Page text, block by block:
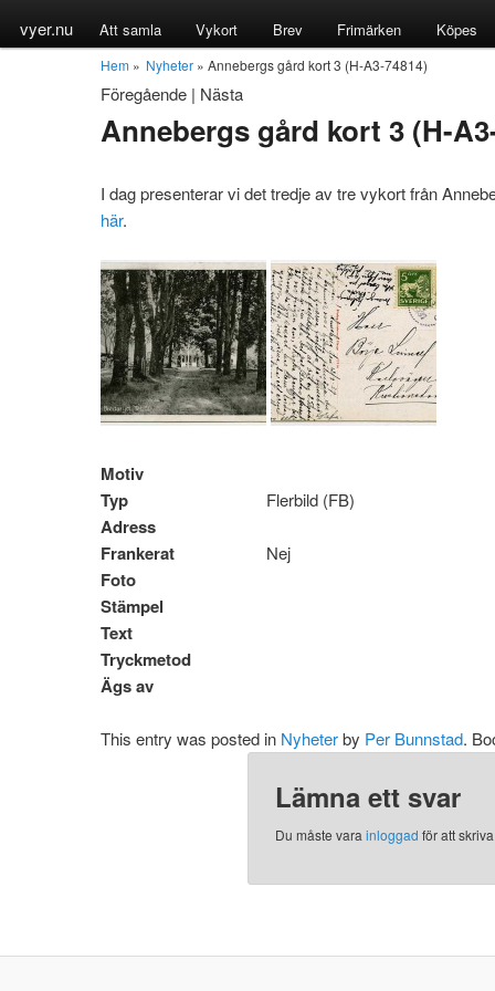
vyer.nu Att samla Vykort Brev Frimärken Köpes
Hem » Nyheter » Annebergs gård kort 3 (H-A3-74814)
Föregående | Nästa
Annebergs gård kort 3 (H-
I dag presenterar vi det tredje av tre vykort från
här.
Motiv
Typ
Flerbild (FB)
Adress
Frankerat
Nej
Foto
Stämpel
Text
Tryckmetod
Ägs av
This entry was posted in Nyheterby Per Bunnstad.
Lämna ett svar
Du måste varainloggad för att